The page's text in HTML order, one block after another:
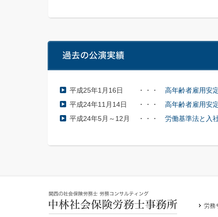
平成25年1月16日 ・・・
高年齢者雇用安
平成24年11月14日
・・・
高年齢者雇用安
平成24年5月～12月
・・・ 労働基準法と入
労務